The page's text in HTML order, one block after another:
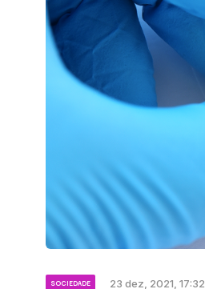
SOCIEDADE 23 dez, 2021, 17:32